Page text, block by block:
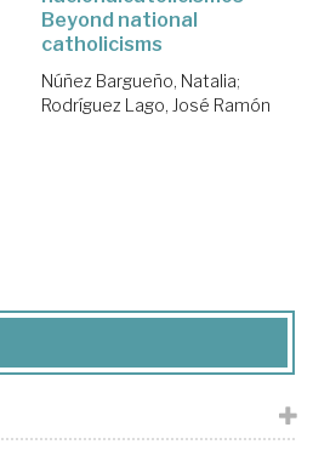
Beyond national
catholicisms
Núñez Bargueño, Natalia;
Rodríguez Lago, José Ramón